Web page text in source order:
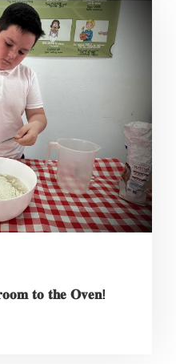
𝐭𝐨 𝐭𝐡𝐞 𝐎𝐯𝐞𝐧!